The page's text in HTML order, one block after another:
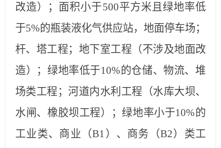
改造）
；面积小于500平方米且绿地率低
于5%的瓶装液化气供应站，地面停车场；
杆、塔工程；地下室工程（不涉及地面改
造）；绿地率低于10%的仓储、物流、堆
场类工程；河道内水利工程（水库大坝、
水闸、橡胶坝工程）；绿地率小于10%的
工业类、商业（B1）、商务（B2）类工